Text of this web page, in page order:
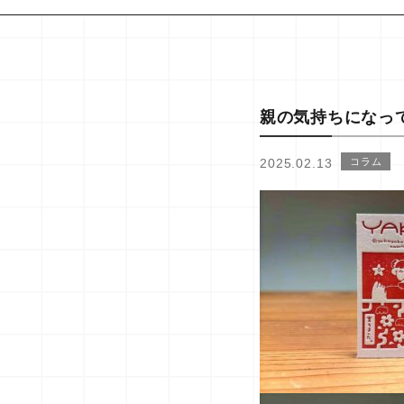
親の気持ちになっ
2025.02.13 コラム